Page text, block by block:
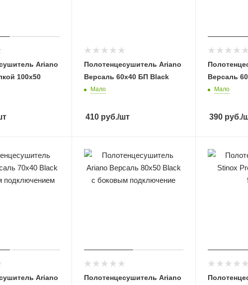
Ariano
100х50
Полотенцесушитель Ariano
Версаль 60х40 БП Black
Мало
410 руб./шт
Версаль
Мало
390руб./
Ariano
Полотенцесушитель Ariano